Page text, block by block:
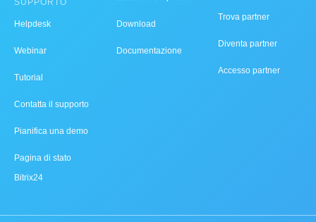
SUPPORTO
Helpdesk
Webinar
Tutorial
Contatta il supporto
Pianifica una demo
Pagina di stato
Bitrix24
Download
Documentazione
Trova partner
Diventa partner
Accesso partner